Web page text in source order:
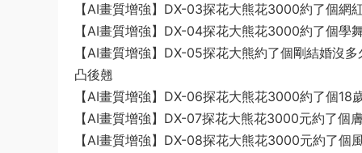
【AI畫質增強】DX-03探花大熊花3000約了個
【AI畫質增強】DX-04探花大熊花3000約了個學
【AI畫質增強】DX-05探花大熊約了個剛結婚沒
凸後翹
【AI畫質增強】DX-06探花大熊花3000約了個18
【AI畫質增強】DX-07探花大熊花3000元約了個
【AI畫質增強】DX-08探花大熊花3000元約了個